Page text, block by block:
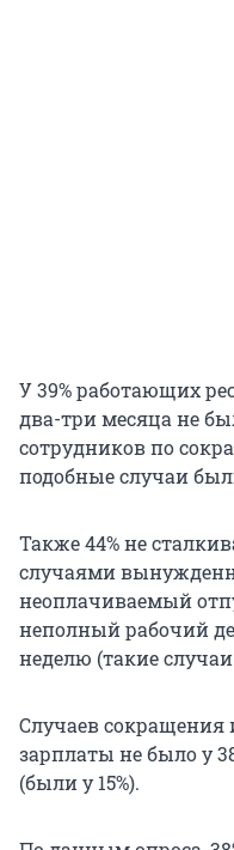
У 39% работающих
два-три месяца не
сотрудников по
подобные случаи
Также 44% не
случаями
неоплачиваемый
неполный рабочий
неделю (такие
Случаев сокращения
зарплаты не было у
(были у 15%).